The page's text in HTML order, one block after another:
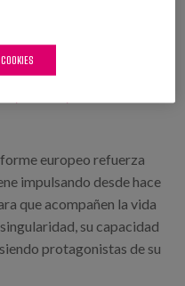
europeo refuerza
impulsando desde hace
que acompañen la vida
su capacidad
protagonistas de su